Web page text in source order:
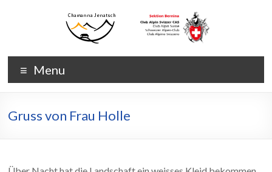
Chamanna
Jenatsch
Chamanna
Jenatsch
CAS
Menu
Gruss von Frau Holle